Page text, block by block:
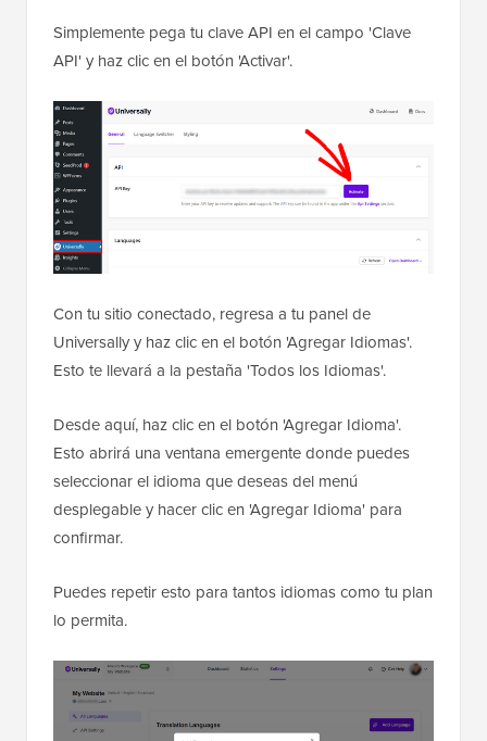
Simplemente pega tu clave API en el campo 'Clave
API' y haz clic en el botón 'Activar'.
Con tu sitio conectado, regresa a tu panel de
Universally y haz clic en el botón 'Agregar Idiomas'.
Esto te llevará a la pestaña 'Todos los Idiomas'.
Desde aquí, haz clic en el botón 'Agregar Idioma'.
Esto abrirá una ventana emergente donde puedes
seleccionar el idioma que deseas del menú
desplegable y hacer clic en 'Agregar Idioma' para
confirmar.
Puedes repetir esto para tantos idiomas como tu plan
lo permita.